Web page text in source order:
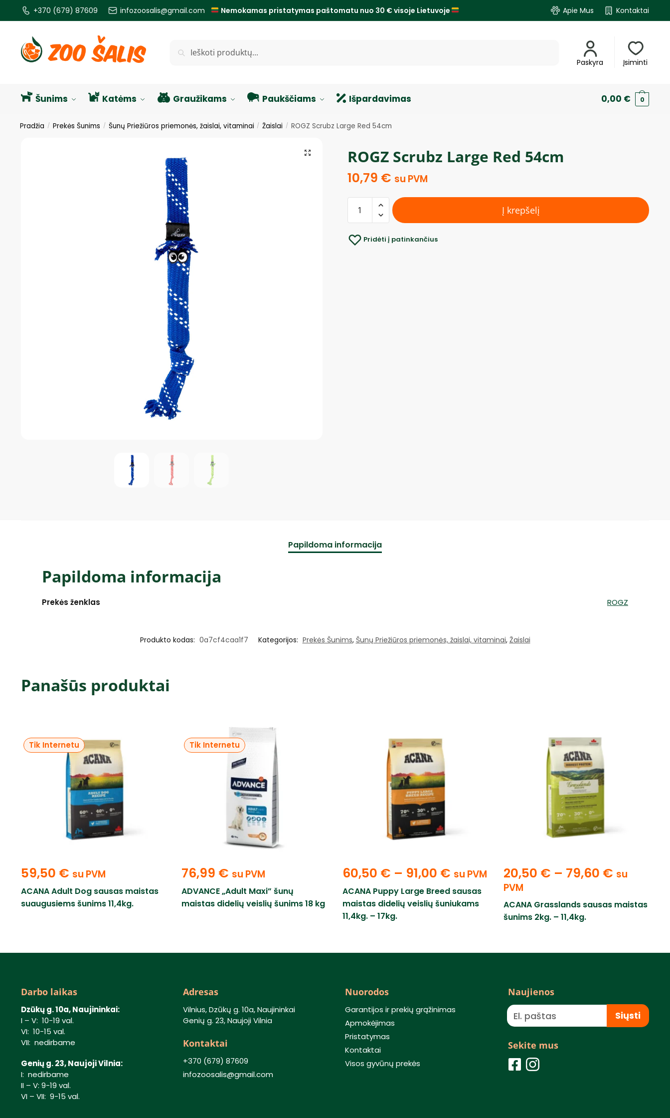
+370 (679) 87609 infozoosalis@gmail.com Nemokamas pristatymas paštomatu nuo 30 € visoje Lietuvoje Apie Mus Kontaktai
Paskyra Įsiminti
Šunims Katėms Graužikams Paukščiams Išpardavimas 0,00 € 0
Pradžia / Prekės Šunims / Šunų Priežiūros priemonės, žaislai, vitaminai / Žaislai / ROGZ Scrubz Large Red 54cm
ROGZ Scrubz Large Red 54cm
10,79 € su PVM
Į krepšelį
Pridėti į patinkančius
Papildoma informacija
Papildoma informacija
Prekės ženklas ROGZ
Produkto kodas: 0a7cf4caa1f7 Kategorijos: Prekės Šunims, Šunų Priežiūros priemonės, žaislai, vitaminai, Žaislai
Panašūs produktai
59,50 € su PVM
Tik Internetu
ACANA Adult Dog sausas maistas
suaugusiems šunims 11,4kg.
76,99 € su PVM
Tik Internetu
ADVANCE „Adult Maxi” šunų
maistas didelių veislių šunims 18 kg
60,50 € – 91,00 € su PVM
ACANA Puppy Large Breed sausas
maistas didelių veislių šuniukams
11,4kg. – 17kg.
20,50 € – 79,60 € su
PVM
ACANA Grasslands sausas maistas
šunims 2kg. – 11,4kg.
Darbo laikas
Dzūkų g. 10a, Naujininkai:
I – V: 10-19 val.
VI: 10-15 val.
VII: nedirbame
Genių g. 23, Naujoji Vilnia:
I: nedirbame
II – V: 9-19 val.
VI – VII: 9-15 val.
Adresas
Vilnius, Dzūkų g. 10a, Naujininkai
Genių g. 23, Naujoji Vilnia
Kontaktai
+370 (679) 87609
infozoosalis@gmail.com
Nuorodos
Garantijos ir prekių grąžinimas
Apmokėjimas
Pristatymas
Kontaktai
Visos gyvūnų prekės
Naujienos
Siųsti
Sekite mus